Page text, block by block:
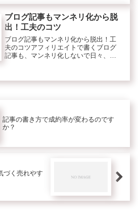
そうだったんですが、今はサクサクと
記事が書けています。そこで今回の
話...
ブログ記事もマンネリ化から脱
出！工夫のコツ
ブログ記事もマンネリ化から脱出！工
夫のコツアフィリエイトで書くブログ
記事も、マンネリ化しないで日々、い
分のブログで書いても、目立ちませ
記事の書き方で成約率が変わるのです
か？
づく売れやす